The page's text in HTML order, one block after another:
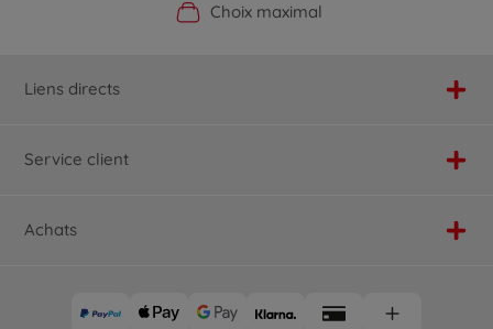
Boutique officielle du fabricant
Choix maximal
Service personnalisé
Livraison rapide
Liens directs
Service client
Achats